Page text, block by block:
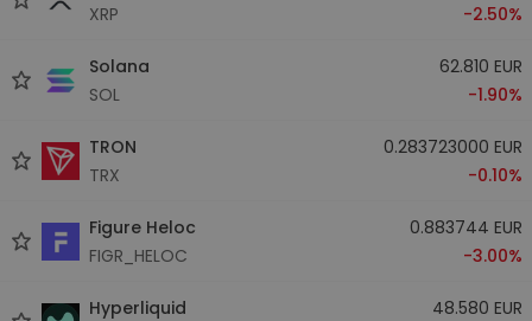
XRP
-2.50%
Solana
SOL
62.810 EUR
-1.90%
TRON
TRX
0.283723000 EUR
-0.10%
Figure Heloc
FIGR_HELOC
0.883744 EUR
-3.00%
Hyperliquid
48.580 EUR